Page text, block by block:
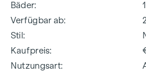
Bäder
1
Verfügbar ab
Stil
Kaufpreis
Nutzungsart